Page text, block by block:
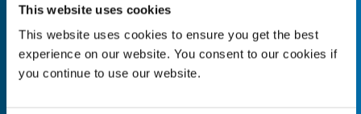
This website uses cookies
This website uses cookies to ensure you get the best
experience on our website. You consent to our cookies if
you continue to use our website.
Quantity* Unit of Measure*